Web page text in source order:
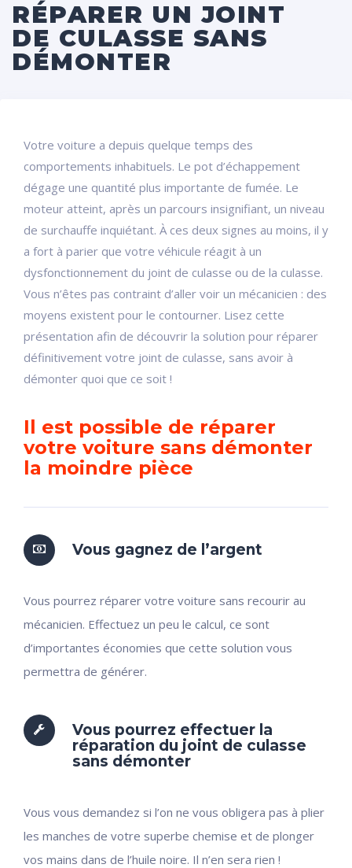
RÉPARER UN JOINT
DE CULASSE SANS
DÉMONTER
Votre voiture a depuis quelque temps des
comportements inhabituels. Le pot d’échappement
dégage une quantité plus importante de fumée. Le
moteur atteint, après un parcours insignifiant, un niveau
de surchauffe inquiétant. À ces deux signes au moins, il y
a fort à parier que votre véhicule réagit à un
dysfonctionnement du joint de culasse ou de la culasse.
Vous n’êtes pas contraint d’aller voir un mécanicien : des
moyens existent pour le contourner. Lisez cette
présentation afin de découvrir la solution pour réparer
définitivement votre joint de culasse, sans avoir à
démonter quoi que ce soit !
Il est possible de réparer
votre voiture sans démonter
la moindre pièce
Vous gagnez de l’argent
Vous pourrez réparer votre voiture sans recourir au
mécanicien. Effectuez un peu le calcul, ce sont
d’importantes économies que cette solution vous
permettra de générer.
Vous pourrez effectuer la
réparation du joint de culasse
sans démonter
Vous vous demandez si l’on ne vous obligera pas à plier
les manches de votre superbe chemise et de plonger
vos mains dans de l’huile noire. Il n’en sera rien !